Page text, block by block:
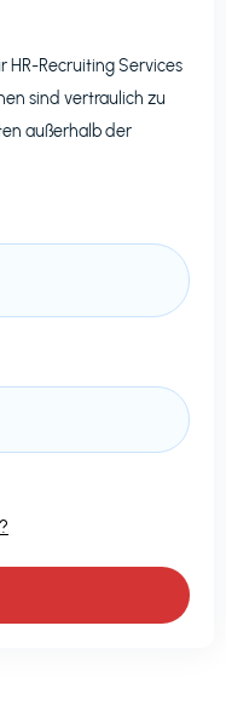
HR-Recruiting Services
sind vertraulich zu
außerhalb der